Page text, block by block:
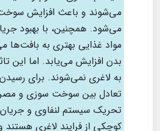
می‌شوند و باعث افزایش
می‌شود. همچنین، با بهبود
مواد غذایی بهتری به بافت‌ها
بدن افزایش می‌یابد. اما این
به لاغری نمی‌شوند. برای
تعادل بین سوخت سوزی و مصرف
تحریک سیستم لنفاوی و
کوچکی از فرایند لاغری هستند